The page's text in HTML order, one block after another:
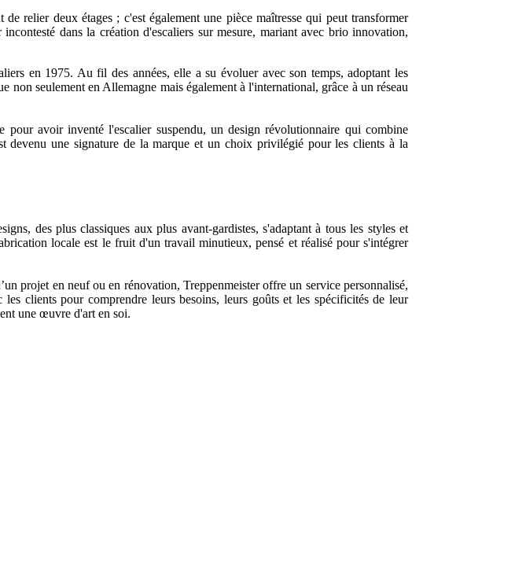
relier deux étages ; c'est également une pièce maîtresse qui peut transformer
dans la création d'escaliers sur mesure, mariant avec brio innovation,
en 1975. Au fil des années, elle a su évoluer avec son temps, adoptant les
seulement en Allemagne mais également à l'international, grâce à un réseau
avoir inventé l'escalier suspendu, un design révolutionnaire qui combine
devenu une signature de la marque et un choix privilégié pour les clients à la
des plus classiques aux plus avant-gardistes, s'adaptant à tous les styles et
locale est le fruit d'un travail minutieux, pensé et réalisé pour s'intégrer
projet en neuf ou en rénovation, Treppenmeister offre un service personnalisé,
clients pour comprendre leurs besoins, leurs goûts et les spécificités de leur
une œuvre d'art en soi.